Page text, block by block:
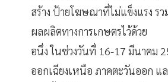
สร้าง ป้ายโฆษณาที่ไม่แข็งแรง ร
ผลผลิตทางการเกษตรไว้ด้วย
อนึ่ง ในช่วงวันที่ 16-17 มีนาคม
ออกเฉียงเหนือ ภาคตะวันออก